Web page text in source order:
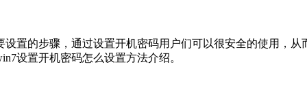
置的步骤，通过设置开机密码用户们可以很安全的使用，
设置开机密码怎么设置方法介绍。